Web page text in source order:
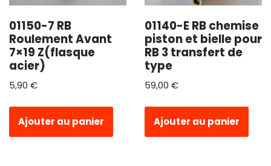
01150-7 RB
Roulement Avant
7×19 Z(flasque
acier)
5,90 €
Ajouter au panier
01140-E RB chemise
piston et bielle pour
RB 3 transfert de
type
59,00 €
Ajouter au panier